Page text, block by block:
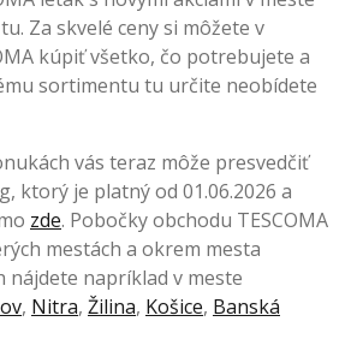
Za skvelé ceny si môžete v
kúpiť všetko, čo potrebujete a
sortimentu tu určite neobídete
vás teraz môže presvedčiť
ktorý je platný od 01.06.2026 a
zde. Pobočky obchodu TESCOMA
mestách a okrem mesta
nájdete napríklad v meste
, Nitra, Žilina, Košice, Banská